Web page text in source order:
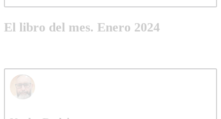
El libro del mes. Enero 2024